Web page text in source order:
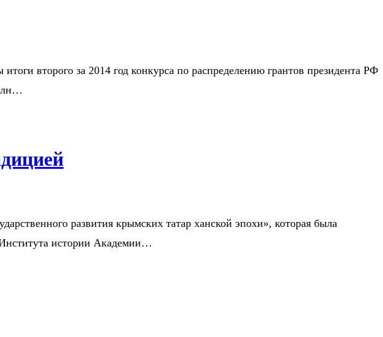
второго за 2014 год конкурса по распределению грантов президента РФ
развития крымских татар ханской эпохи», которая была
истории Академии…